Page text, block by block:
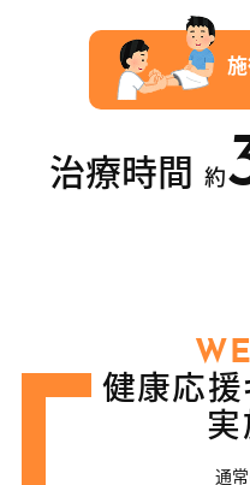
治療時間 約
健康応援
実
通常